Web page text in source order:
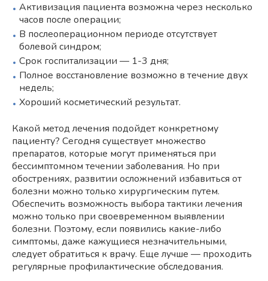
Активизация пациента возможна через несколько
часов после операции;
В послеоперационном периоде отсутствует
болевой синдром;
Срок госпитализации — 1-3 дня;
Полное восстановление возможно в течение двух
недель;
Хороший косметический результат.
Какой метод лечения подойдет конкретному
пациенту? Сегодня существует множество
препаратов, которые могут применяться при
бессимптомном течении заболевания. Но при
обострениях, развитии осложнений избавиться от
болезни можно только хирургическим путем.
Обеспечить возможность выбора тактики лечения
можно только при своевременном выявлении
болезни. Поэтому, если появились какие-либо
симптомы, даже кажущиеся незначительными,
следует обратиться к врачу. Еще лучше — проходить
регулярные профилактические обследования.